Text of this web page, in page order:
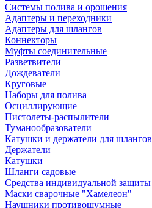
Системы полива и орошения
Адаптеры и переходники
Адаптеры для шлангов
Коннекторы
Муфты соединительные
Разветвители
Дождеватели
Круговые
Наборы для полива
Осциллирующие
Пистолеты-распылители
Туманообразователи
Катушки и держатели для шлангов
Держатели
Катушки
Шланги садовые
Средства индивидуальной защиты
Маски сварочные "Хамелеон"
Наушники противошумные